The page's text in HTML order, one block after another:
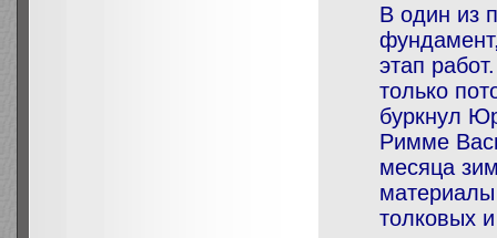
В один из
этап
только
буркнул
Римме
месяца
толковых